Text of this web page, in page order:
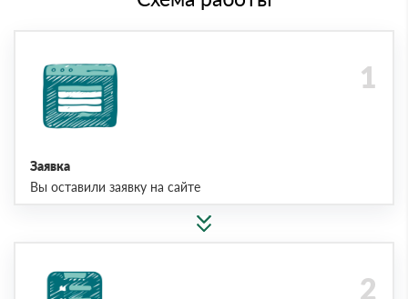
Заявка
Вы оставили заявку на сайте